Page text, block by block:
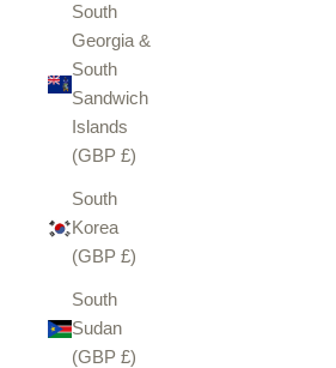
South
Georgia &
South
Sandwich
Islands
(GBP £)
South
Korea
(GBP £)
South
Sudan
(GBP £)